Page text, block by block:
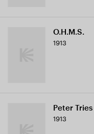
O.H.M.S.
1913
Peter
1913